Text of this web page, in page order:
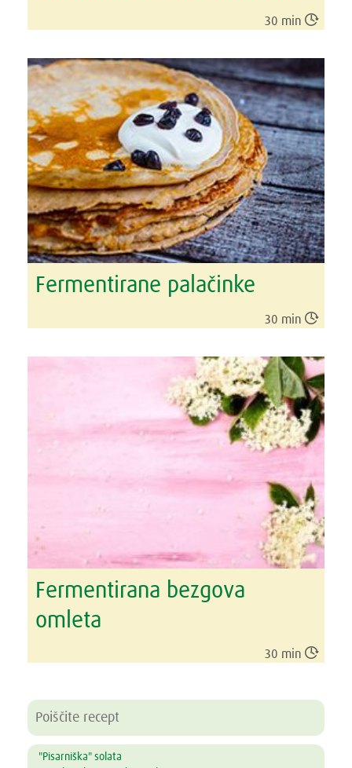
30 min 
Fermentirane palačinke
30 min 
Fermentirana bezgova
omleta
30 min 
"Pisarniška" solata